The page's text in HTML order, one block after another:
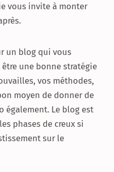
vous invite à monter
un blog qui vous
une bonne stratégie
vos méthodes,
moyen de donner de
Le blog est
phases de creux si
sur le